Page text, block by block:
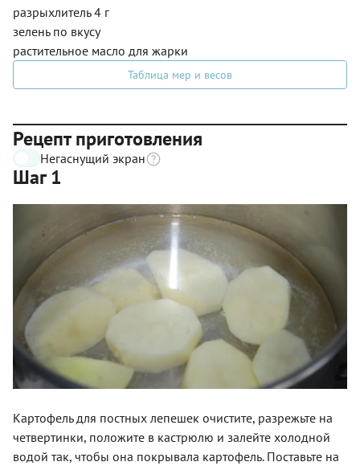
разрыхлитель 4 г
зелень по вкусу
растительное масло для жарки
Таблица мер и весов
Рецепт приготовления
Негаснущий экран
Шаг 1
Картофель для постных лепешек очистите, разрежьте на
четвертинки, положите в кастрюлю и залейте холодной
водой так, чтобы она покрывала картофель. Поставьте на